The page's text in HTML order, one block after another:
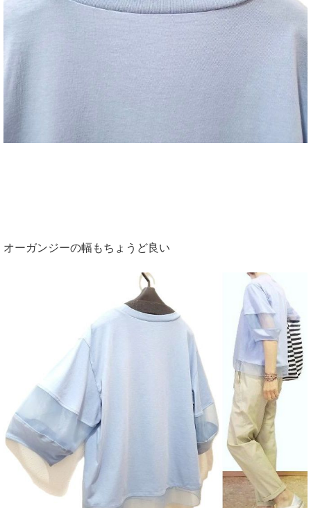
オーガンジーの幅もちょうど良い